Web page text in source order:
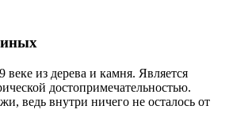
веке из дерева и камня. Является
достопримечательностью.
ведь внутри ничего не осталось от